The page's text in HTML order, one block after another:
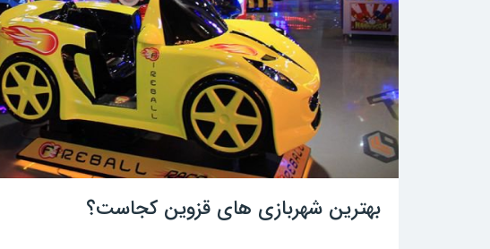
بهترین شهربازی های قزوین کجاست؟